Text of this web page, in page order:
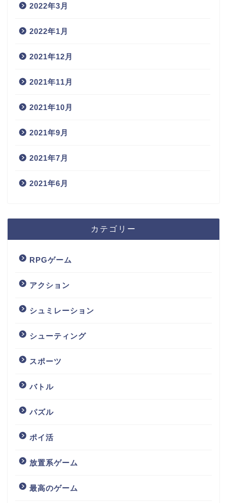
2022年3月
2022年1月
2021年12月
2021年11月
2021年10月
2021年9月
2021年7月
2021年6月
カテゴリー
RPGゲーム
アクション
シュミレーション
シューティング
スポーツ
バトル
パズル
ポイ活
放置系ゲーム
最高のゲーム